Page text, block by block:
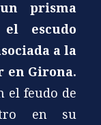
prisma
el escudo
a la
en Girona.
el feudo de
en su